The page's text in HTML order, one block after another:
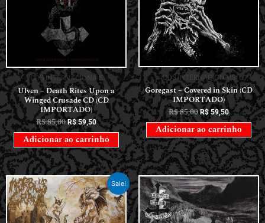
CDS INTERNACIONAIS
Ulven – Death Rites Upon a
Winged Crusade CD (CD
IMPORTADO)
R$85,00 R$59,50
Adicionar ao carrinho
CDS INTERNACIONAIS
Goregast – Covered in Skin (CD
IMPORTADO)
R$85,00 R$59,50
Adicionar ao carrinho
Sale!